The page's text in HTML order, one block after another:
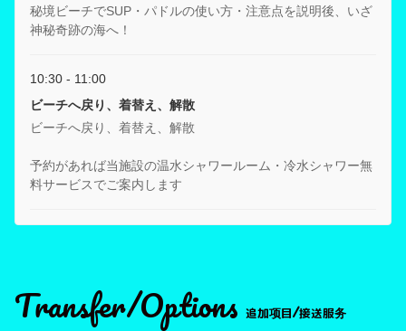
秘境ビーチでSUP・パドルの使い方・注意点を説明後、いざ
神秘奇跡の海へ！
10:30 - 11:00
ビーチへ戻り、着替え、解散
ビーチへ戻り、着替え、解散
予約があれば当施設の温水シャワールーム・冷水シャワー無
料サービスでご案内します
Transfer/Options 追加项目/接送服务